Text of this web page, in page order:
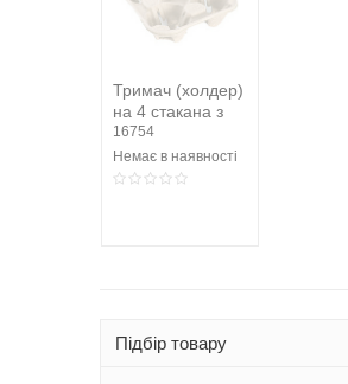
Тримач (холдер)
на 4 стакана з
макулатури
16754
Немає в наявності
Підбір товару